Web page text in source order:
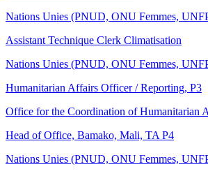
Nations Unies (PNUD, ONU Femmes,
Assistant Technique Clerk Climatisation
Nations Unies (PNUD, ONU Femmes,
Humanitarian Affairs Officer / Reporting, P3
Office for the Coordination of Humanitarian
Head of Office, Bamako, Mali, TA P4
Nations Unies (PNUD, ONU Femmes,